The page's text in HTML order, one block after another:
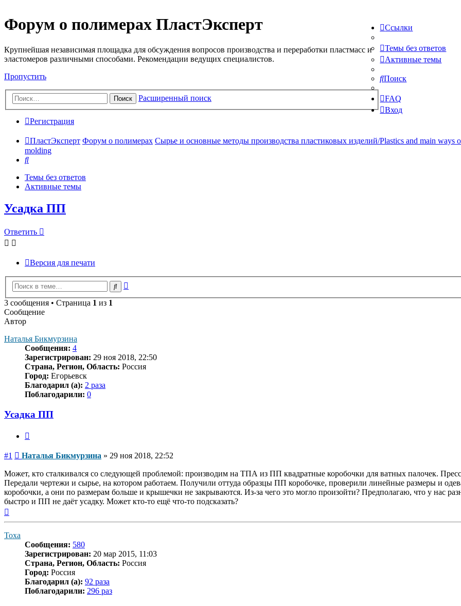
Форум о полимерах ПластЭксперт
Крупнейшая независимая площадка для обсуждения вопросов производства и переработки пластмасс и
эластомеров различными способами. Рекомендации ведущих специалистов.
Пропустить
Поиск Расширенный поиск
Ссылки
Темы без ответов
Активные темы
Поиск
FAQ
Вход
Регистрация
ПластЭксперт Форум о полимерах Сырье и основные методы производства пластиковых изделий/Plastics and main ways
molding
Поиск
Темы без ответов
Активные темы
Усадка ПП
Ответить
Версия для печати
Поиск
3 сообщения • Страница 1 из 1
Сообщение
Автор
Наталья Бикмурзина
Сообщения: 4
Зарегистрирован: 29 ноя 2018, 22:50
Страна, Регион, Область: Россия
Город: Егорьевск
Благодарил (а): 2 раза
Поблагодарили: 0
Усадка ПП
#1 Сообщение
Наталья Бикмурзина » 29 ноя 2018, 22:52
Может, кто сталкивался со следующей проблемой: производим на ТПА из ПП квадратные коробочки для ватных палочек.
Передали чертежи и сырье, на котором работаем. Получили оттуда образцы ПП коробочке, проверили линейные размеры и
коробочки, а они по размерам больше и крышечки не закрываются. Из-за чего это могло произойти? Предполагаю, что у нас
быстро и ПП не даёт усадку. Может кто-то ещё что-то подсказать?
Тоха
Сообщения: 580
Зарегистрирован: 20 мар 2015, 11:03
Страна, Регион, Область: Россия
Город: Россия
Благодарил (а): 92 раза
Поблагодарили: 296 раз